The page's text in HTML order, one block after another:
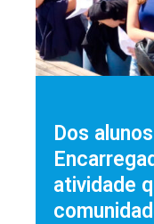
Dos
atividade